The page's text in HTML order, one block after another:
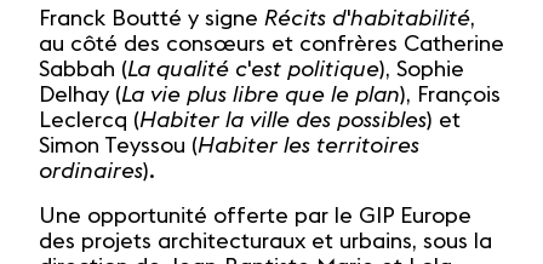
Franck Boutté y signe Récits d'habitabilité,
au côté des consœurs et confrères Catherine
Sabbah (La qualité c'est politique), Sophie
Delhay (La vie plus libre que le plan), François
Leclercq (Habiter la ville des possibles) et
Simon Teyssou (Habiter les territoires
ordinaires).
Une opportunité offerte par le GIP Europe
des projets architecturaux et urbains, sous la